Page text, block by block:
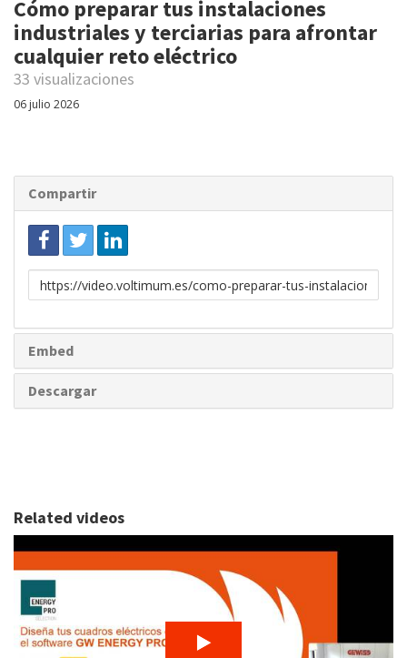
Cómo preparar tus instalaciones
industriales y terciarias para afrontar
cualquier reto eléctrico
33 visualizaciones
06 julio 2026
Compartir
Enlace
para
Embed
Descargar
Related videos